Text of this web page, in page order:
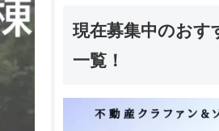
現在募集中のおす
一覧！